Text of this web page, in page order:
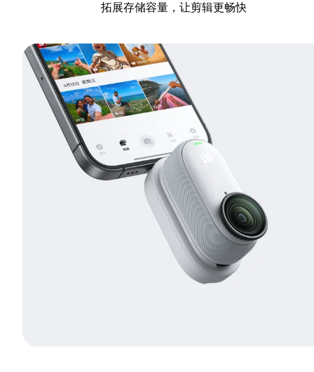
拓展存储容量，让剪辑更畅快